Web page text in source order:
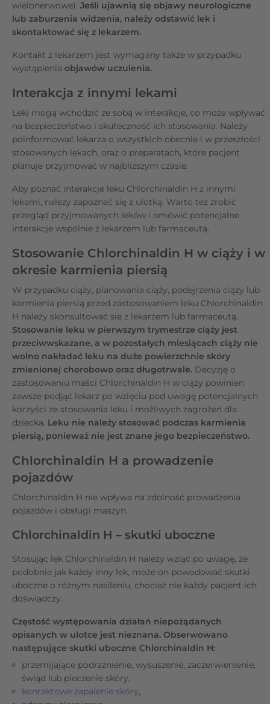
wielonerwowe). Jeśli ujawnią się objawy neurologiczne
lub zaburzenia widzenia, należy odstawić lek i
skontaktować się z lekarzem.
Kontakt z lekarzem jest wymagany także w przypadku
wystąpienia objawów uczulenia.
Interakcja z innymi lekami
Leki mogą wchodzić ze sobą w interakcje, co może wpływać
na bezpieczeństwo i skuteczność ich stosowania. Należy
poinformować lekarza o wszystkich obecnie i w przeszłości
stosowanych lekach, oraz o preparatach, które pacjent
planuje przyjmować w najbliższym czasie.
Aby poznać interakcje leku Chlorchinaldin H z innymi
lekami, należy zapoznać się z ulotką. Warto też zrobić
przegląd przyjmowanych leków i omówić potencjalne
interakcje wspólnie z lekarzem lub farmaceutą.
Stosowanie Chlorchinaldin H w ciąży i w
okresie karmienia piersią
W przypadku ciąży, planowania ciąży, podejrzenia ciąży lub
karmienia piersią przed zastosowaniem leku Chlorchinaldin
H należy skonsultować się z lekarzem lub farmaceutą.
Stosowanie leku w pierwszym trymestrze ciąży jest
przeciwwskazane, a w pozostałych miesiącach ciąży nie
wolno nakładać leku na duże powierzchnie skóry
zmienionej chorobowo oraz długotrwale. Decyzję o
zastosowaniu maści Chlorchinaldin H w ciąży powinien
zawsze podjąć lekarz po wzięciu pod uwagę potencjalnych
korzyści ze stosowania leku i możliwych zagrożeń dla
dziecka. Leku nie należy stosować podczas karmienia
piersią, ponieważ nie jest znane jego bezpieczeństwo.
Chlorchinaldin H a prowadzenie
pojazdów
Chlorchinaldin H nie wpływa na zdolność prowadzenia
pojazdów i obsługi maszyn.
Chlorchinaldin H – skutki uboczne
Stosując lek Chlorchinaldin H należy wziąć po uwagę, że
podobnie jak każdy inny lek, może on powodować skutki
uboczne o różnym nasileniu, chociaż nie każdy pacjent ich
doświadczy.
Częstość występowania działań niepożądanych
opisanych w ulotce jest nieznana. Obserwowano
następujące skutki uboczne Chlorchinaldin H:
przemijające podrażnienie, wysuszenie, zaczerwienienie,
świąd lub pieczenie skóry,
kontaktowe zapalenie skóry,